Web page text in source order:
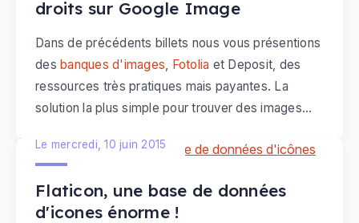
droits sur Google Image
Dans de précédents billets nous vous présentions
des banques d'images Fotolia et Deposit, des
ressources très pratiques mais payantes. La
solution la plus simple pour trouver des images
Images. Mais attention, pour être réutilisées, les
ensemble comment procéder pour trouver des
images légalement pour votre site, grâce à
Flaticon, une base de données
d'icones énorme !
Le mercredi, 10 juin 2015